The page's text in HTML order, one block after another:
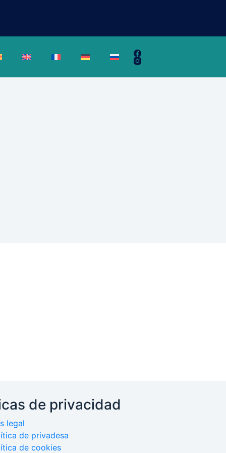
de privacidad
legal
de privadesa
de cookies